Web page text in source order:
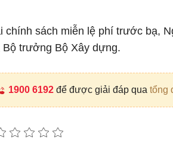
chính sách miễn lệ phí trước bạ,
Bộ trưởng Bộ Xây dựng.
1900 6192để được giải đáp qua tổng